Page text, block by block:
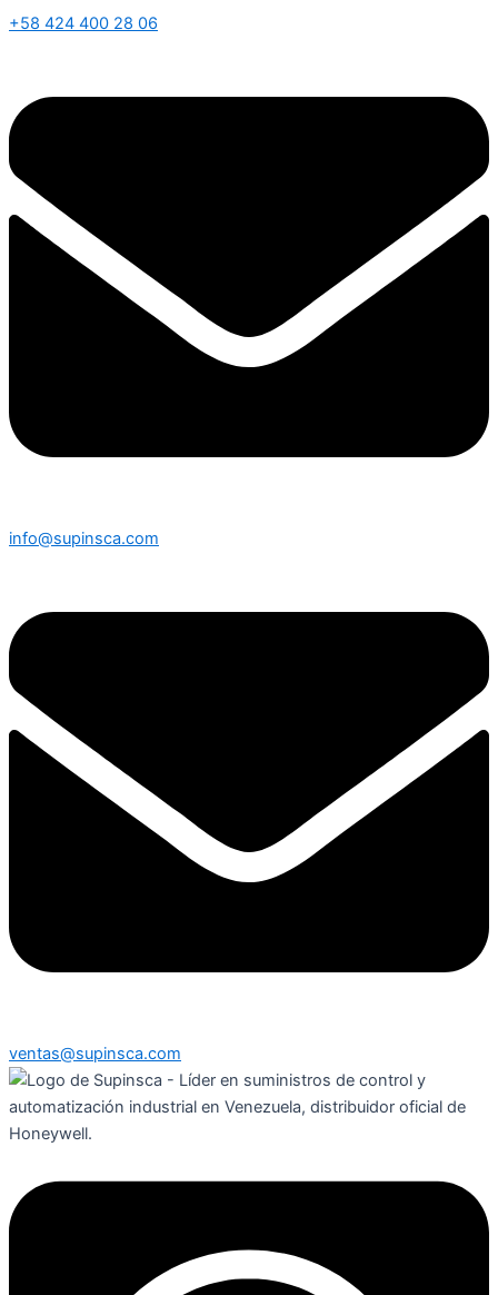
+58 424 400 28 06
info@supinsca.com
ventas@supinsca.com